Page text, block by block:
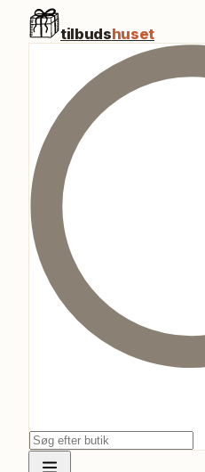
tilbudshuset